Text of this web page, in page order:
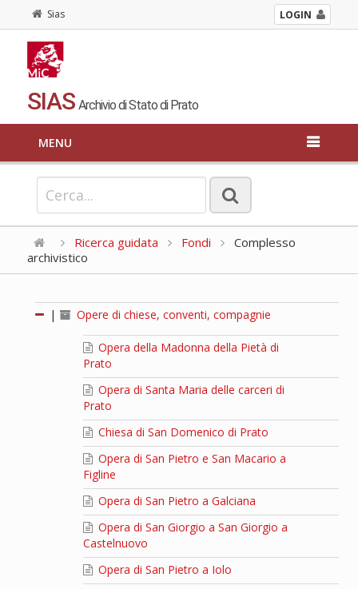
Sias LOGIN
SIAS Archivio di Stato di Prato
MENU
Ricerca guidata Fondi
Complesso
archivistico
| Opere di chiese, conventi, compagnie
Opera della Madonna della Pietà di
Prato
Opera di Santa Maria delle carceri di
Prato
Chiesa di San Domenico di Prato
Opera di San Pietro e San Macario a
Figline
Opera di San Pietro a Galciana
Opera di San Giorgio a San Giorgio a
Castelnuovo
Opera di San Pietro a Iolo